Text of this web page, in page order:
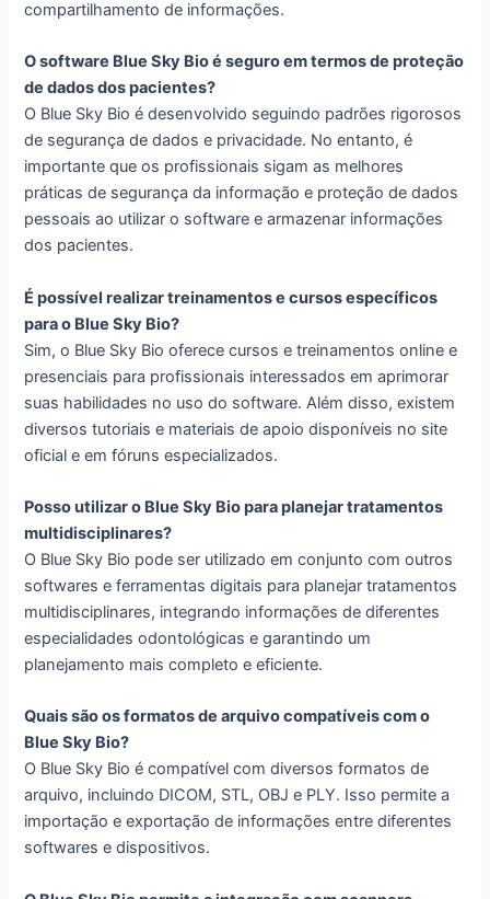
compartilhamento de informações.
O software Blue Sky Bio é seguro em termos de proteção
de dados dos pacientes?
O Blue Sky Bio é desenvolvido seguindo padrões rigorosos
de segurança de dados e privacidade. No entanto, é
importante que os profissionais sigam as melhores
práticas de segurança da informação e proteção de dados
pessoais ao utilizar o software e armazenar informações
dos pacientes.
É possível realizar treinamentos e cursos específicos
para o Blue Sky Bio?
Sim, o Blue Sky Bio oferece cursos e treinamentos online e
presenciais para profissionais interessados em aprimorar
suas habilidades no uso do software. Além disso, existem
diversos tutoriais e materiais de apoio disponíveis no site
oficial e em fóruns especializados.
Posso utilizar o Blue Sky Bio para planejar tratamentos
multidisciplinares?
O Blue Sky Bio pode ser utilizado em conjunto com outros
softwares e ferramentas digitais para planejar tratamentos
multidisciplinares, integrando informações de diferentes
especialidades odontológicas e garantindo um
planejamento mais completo e eficiente.
Quais são os formatos de arquivo compatíveis com o
Blue Sky Bio?
O Blue Sky Bio é compatível com diversos formatos de
arquivo, incluindo DICOM, STL, OBJ e PLY. Isso permite a
importação e exportação de informações entre diferentes
softwares e dispositivos.